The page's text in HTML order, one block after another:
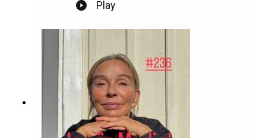
SoundsKontakt podcast:
jagarmodig@gmail.comFölj oss:
instagram.com/jagarmodig/
Play